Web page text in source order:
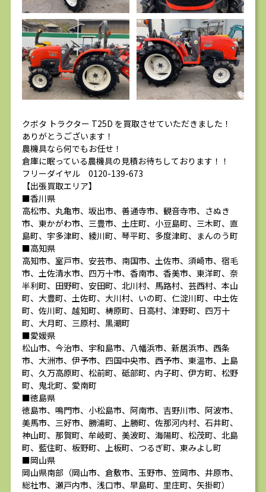
クボタ トラクター T25D を買取させていただきました！
ありがとうございます！
農機具なら何でもお任せ！
倉庫に眠っている農機具の見積お待ちしております！！
フリーダイヤル 0120-139-673
【出張買取エリア】
■香川県
高松市、丸亀市、坂出市、善通寺市、観音寺市、さぬき
市、東かがわ市、三豊市、土庄町、小豆島町、三木町、直
島町、宇多津町、綾川町、琴平町、多度津町、まんのう町
■高知県
高知市、室戸市、安芸市、南国市、土佐市、須崎市、宿毛
市、土佐清水市、四万十市、香南市、香美市、東洋町、奈
半利町、田野町、安田町、北川村、馬路村、芸西村、本山
町、大豊町、土佐町、大川村、いの町、仁淀川町、中土佐
町、佐川町、越知町、梼原町、日高村、津野町、四万十
町、大月町、三原村、黒潮町
■愛媛県
松山市、今治市、宇和島市、八幡浜市、新居浜市、西条
市、大洲市、伊予市、四国中央市、西予市、東温市、上島
町、久万高原町、松前町、砥部町、内子町、伊方町、松野
町、鬼北町、愛南町
■徳島県
徳島市、鳴門市、小松島市、阿南市、吉野川市、阿波市、
美馬市、三好市、勝浦町、上勝町、佐那河内村、石井町、
神山町、那賀町、牟岐町、美波町、海陽町、松茂町、北島
町、藍住町、板野町、上板町、つるぎ町、東みよし町
■岡山県
岡山県南部（岡山市、倉敷市、玉野市、笠岡市、井原市、
総社市、瀬戸内市、浅口市、早島町、里庄町、矢掛町）